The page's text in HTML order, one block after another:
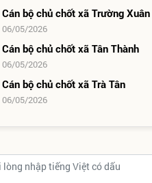
Cán bộ chủ chốt xã Trường Xuân
06/05/2026
Cán bộ chủ chốt xã Tân Thành
06/05/2026
Cán bộ chủ chốt xã Trà Tân
06/05/2026